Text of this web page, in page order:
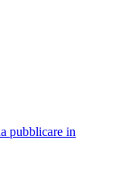
pubblicare in